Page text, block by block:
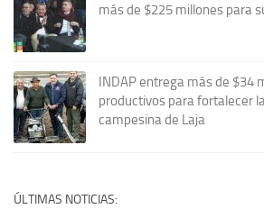
más de $225 millones para
INDAP entrega más de $34
productivos para fortalecer
campesina de Laja
ÚLTIMAS NOTICIAS: